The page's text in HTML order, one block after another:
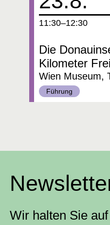
Die
Kilometer
Wien Museum,
Kategorie:
Führung
um
11:30–12:30
Wir halten Sie